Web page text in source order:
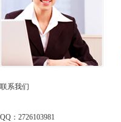
联系我们
QQ：2726103981